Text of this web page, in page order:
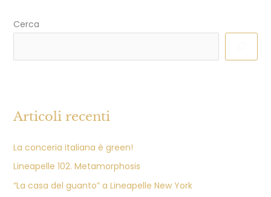
Cerca
Articoli recenti
La conceria italiana è green!
Lineapelle 102. Metamorphosis
“La casa del guanto” a Lineapelle New York